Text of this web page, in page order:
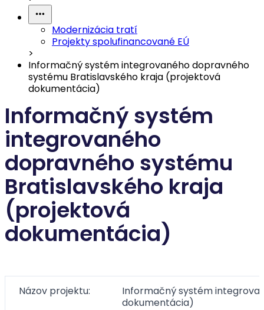
Modernizácia tratí
Projekty spolufinancované EÚ
>
Informačný systém integrovaného dopravného
systému Bratislavského kraja (projektová
dokumentácia)
Informačný systém
integrovaného
dopravného systému
Bratislavského kraja
(projektová
dokumentácia)
Názov projektu:
Informačný systém
dokumentácia)